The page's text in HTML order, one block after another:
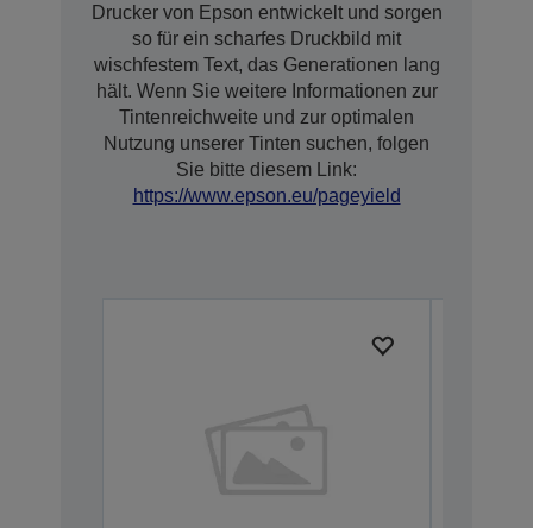
Drucker von Epson entwickelt und sorgen
so für ein scharfes Druckbild mit
wischfestem Text, das Generationen lang
hält. Wenn Sie weitere Informationen zur
Tintenreichweite und zur optimalen
Nutzung unserer Tinten suchen, folgen
Sie bitte diesem Link:
https://www.epson.eu/pageyield